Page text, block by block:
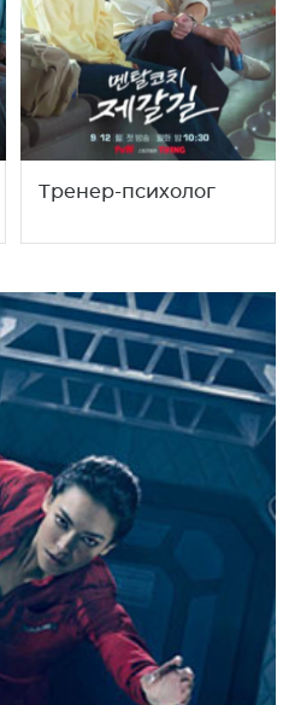
Тренер-психолог